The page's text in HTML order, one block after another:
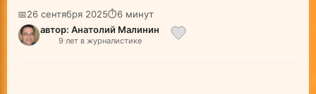
📅26 сентября 2025⏱6 минут
автор: Анатолий Малинин
9 лет в журналистике